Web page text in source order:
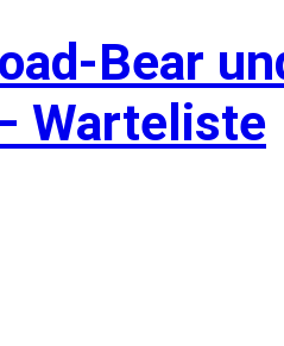
Bear
Warteliste